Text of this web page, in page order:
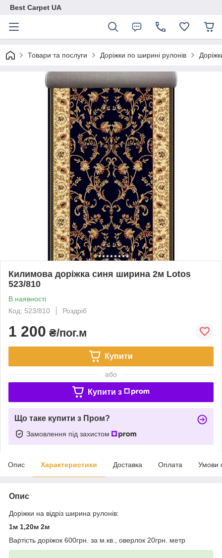
Best Carpet UA
Товари та послуги Доріжки по ширині рулонів
Килимова доріжка синя ширина 2м Lotos
523/810
В наявності
Код: 523/810
Роздріб
1 200 ₴/пог.м
Купити
або
Купити з
Що таке купити з Пром?
Замовлення під захистом
Опис Характеристики Доставка Оплата Умови
Опис
Доріжки на відріз ширина рулонів:
1м 1,20м 2м
Вартість доріжок 600грн. за м.кв., оверлок 20грн. метр